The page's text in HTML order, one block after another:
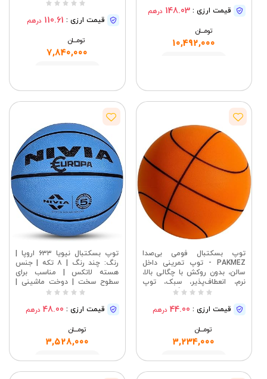
قیمت ارزی : 148.03 درهم
تومــــــان
10,492,000
قیمت ارزی : 110.61 درهم
تومــــــان
7,840,000
توپ بسکتبال فومی بی‌صدا
PAKMEZ - توپ تمرینی داخل
سالن، بدون روکش با چگالی بالا،
نرم، انعطاف‌پذیر، سبک، توپ
بی‌صدا با در دست گرفتن آسان
سالن (24 سانتی‌متر)
قیمت ارزی : 44.00 درهم
تومــــــان
3,234,000
مشاهده
توپ بسکتبال نیویا ۶۳۳ اروپا |
رنگ: چند رنگ | ۸ تکه | جنس
هسته لاتکس | مناسب برای
سطوح سخت | دوخت ماشینی |
توپ تمرین/مسابقه برای آقایان
قیمت ارزی : 48.00 درهم
تومــــــان
3,528,000
مشاهده